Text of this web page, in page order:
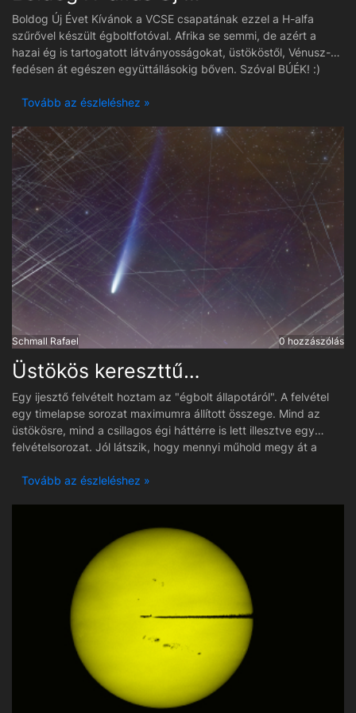
Boldog Új Évet Kívánok a VCSE csapatának ezzel a H-alfa
szűrővel készült égboltfotóval. Afrika se semmi, de azért a
hazai ég is tartogatott látványosságokat, üstököstől, Vénusz-
fedésen át egészen együttállásokig bőven. Szóval BÚÉK! :)
Tovább az észleléshez »
Schmall Rafael 0 hozzászólás
Üstökös kereszttűzben - C/2025 A6 (Lemmon)
Egy ijesztő felvételt hoztam az "égbolt állapotáról". A felvétel
egy timelapse sorozat maximumra állított összege. Mind az
üstökösre, mind a csillagos égi háttérre is lett illesztve egy
felvételsorozat. Jól látszik, hogy mennyi műhold megy át a
csata lenne lézerekkel... Míg az asztrofotókat készítők
a legnagyobb probléma a szakcsillagászoknál van, ahol a
nagytávcsövek, de még az űrtávcsövek látómezején is
átrepülnek a műholdak, fényes csíkokat hagyva.
Tovább az észleléshez »